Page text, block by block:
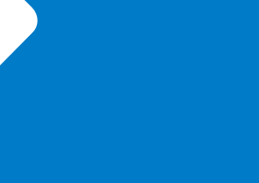
hoofddocent bij de vakgroep
Universiteit van Amsterdam